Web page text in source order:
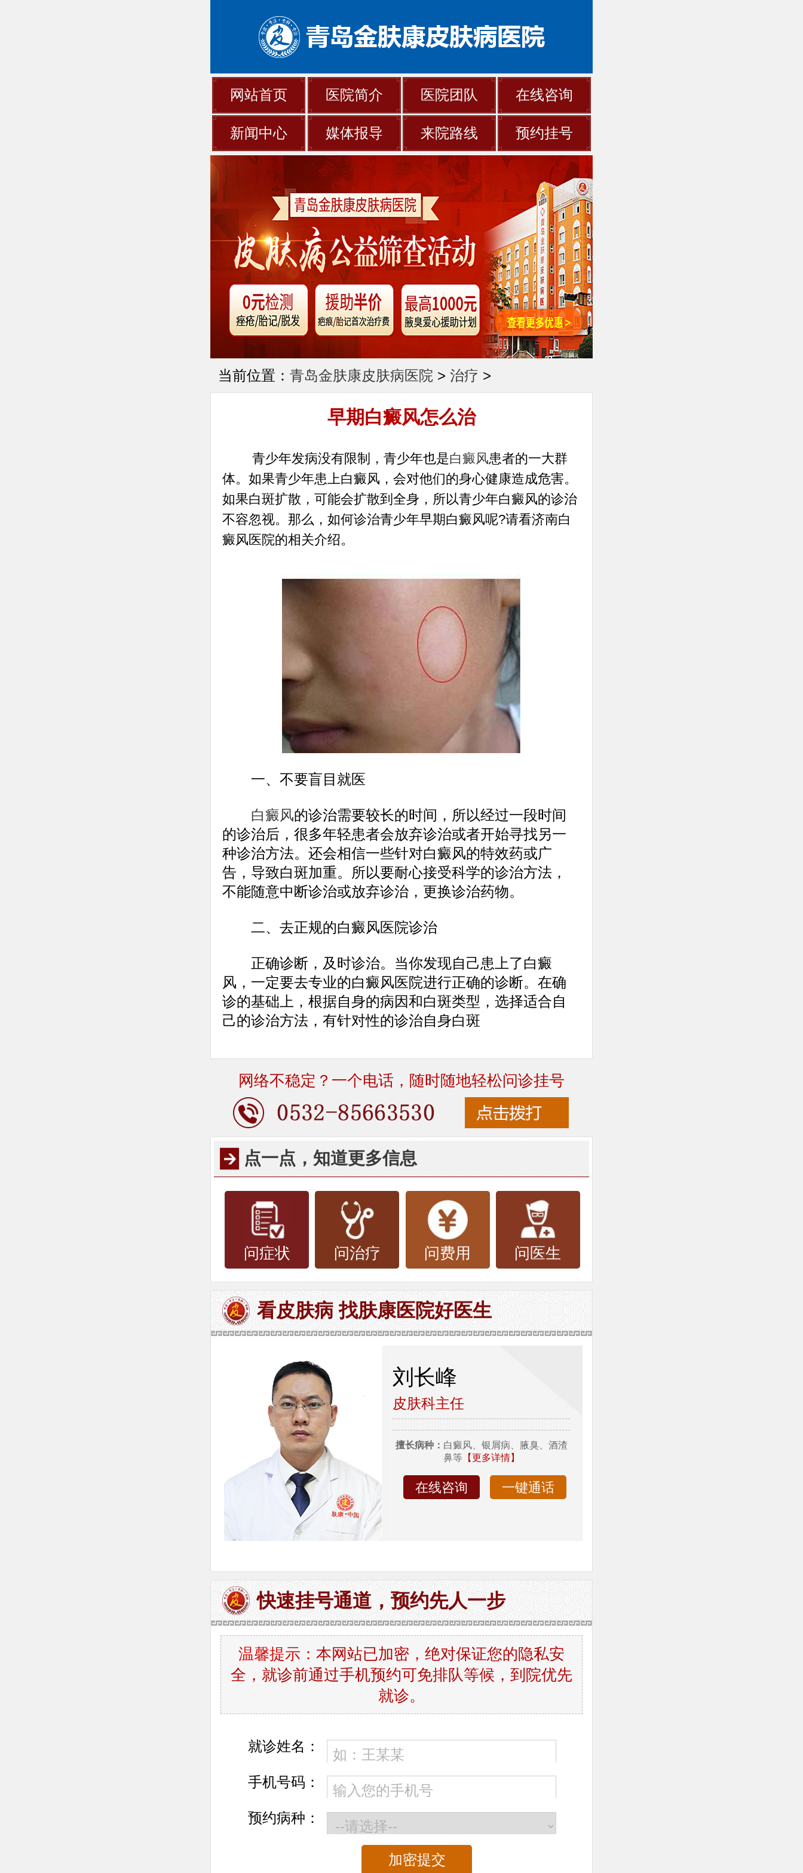
网站首页 医院简介 医院团队 在线咨询
新闻中心 媒体报导 来院路线 预约挂号
当前位置： 青岛金肤康皮肤病医院> 治疗 >
早期白癜风怎么治
青少年发病没有限制，青少年也是白癜风患者的一大群
体。如果青少年患上白癜风，会对他们的身心健康造成危害。
如果白斑扩散，可能会扩散到全身，所以青少年白癜风的诊治
不容忽视。那么，如何诊治青少年早期白癜风呢?请看济南白
癜风医院的相关介绍。
一、不要盲目就医
白癜风的诊治需要较长的时间，所以经过一段时间
的诊治后，很多年轻患者会放弃诊治或者开始寻找另一
种诊治方法。还会相信一些针对白癜风的特效药或广
告，导致白斑加重。所以要耐心接受科学的诊治方法，
不能随意中断诊治或放弃诊治，更换诊治药物。
二、去正规的白癜风医院诊治
正确诊断，及时诊治。当你发现自己患上了白癜
风，一定要去专业的白癜风医院进行正确的诊断。在确
诊的基础上，根据自身的病因和白斑类型，选择适合自
己的诊治方法，有针对性的诊治自身白斑
网络不稳定？一个电话，随时随地轻松问诊挂号
点一点，知道更多信息
问症状 问治疗 问费用 问医生
看皮肤病 找肤康医院好医生
刘长峰
皮肤科主任
擅长病种： 白癜风、银屑病、腋臭、酒渣
鼻等【更多详情】
在线咨询 一键通话
快速挂号通道，预约先人一步
温馨提示： 本网站已加密，绝对保证您的隐私安
全，就诊前通过手机预约可免排队等候，到院优先
就诊。
就诊姓名：
手机号码：
预约病种：